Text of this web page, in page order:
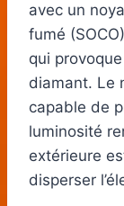
avec un
fumé
qui
diamant. Le
capable de
luminosité
extérieure
disperser